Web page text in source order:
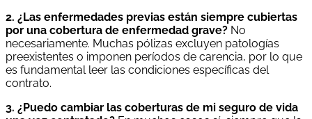
2. ¿Las enfermedades previas están siempre cubiertas
por una cobertura de enfermedad grave? No
necesariamente. Muchas pólizas excluyen patologías
preexistentes o imponen períodos de carencia, por lo que
es fundamental leer las condiciones específicas del
contrato.
3. ¿Puedo cambiar las coberturas de mi seguro de vida